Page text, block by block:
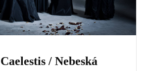
/ Nebeská